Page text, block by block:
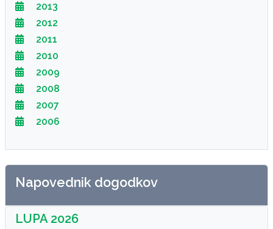
2013
2012
2011
2010
2009
2008
2007
2006
Napovednik dogodkov
LUPA 2026